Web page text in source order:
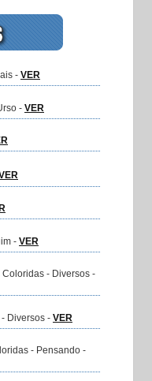
- VER
- VER
- VER
- Diversos -
Diversos - VER
- Pensando -